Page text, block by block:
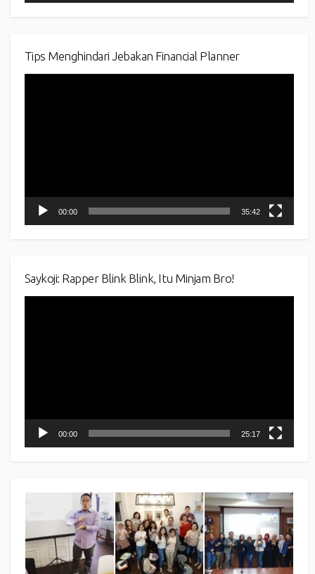
Tips Menghindari Jebakan Financial Planner
00:00 35:42
Saykoji: Rapper Blink Blink, Itu Minjam Bro!
00:00 25:17